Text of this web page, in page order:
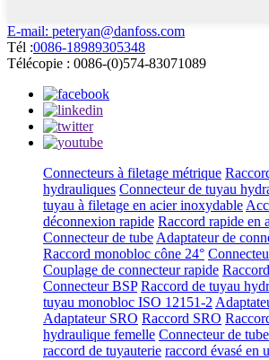
E-mail: peteryan@danfoss.com
Tél :0086-18989305348
Télécopie : 0086-(0)574-83071089
Connecteurs à filetage métrique
hydrauliques Connecteur de tuyau
tuyau à filetage en acier inoxydable
déconnexion rapide Raccord rapide en
Connecteur de tube Adaptateur de
Raccord monobloc cône 24°
Couplage de connecteur rapide
Connecteur BSP Raccord de tuyau
tuyau monobloc ISO 12151-2
Adaptateur SRO Raccord SRO
hydraulique femelle Connecteur de
raccord de tuyauterie raccord évasé en